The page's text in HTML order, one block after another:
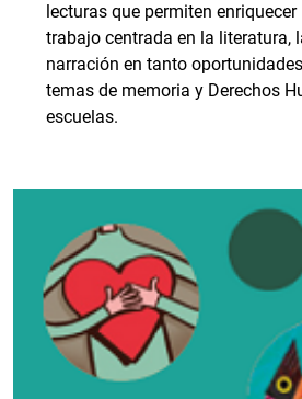
lecturas que permiten
trabajo centrada en la literatura,
narración en tanto
temas de memoria y Derechos
escuelas.